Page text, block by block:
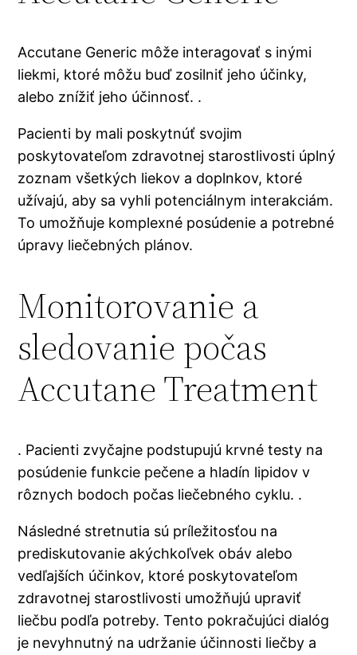
Accutane Generic môže interagovať s inými
liekmi, ktoré môžu buď zosilniť jeho účinky,
alebo znížiť jeho účinnosť. .
Pacienti by mali poskytnúť svojim
poskytovateľom zdravotnej starostlivosti úplný
zoznam všetkých liekov a doplnkov, ktoré
užívajú, aby sa vyhli potenciálnym interakciám.
To umožňuje komplexné posúdenie a potrebné
úpravy liečebných plánov.
Monitorovanie a
sledovanie počas
Accutane Treatment
. Pacienti zvyčajne podstupujú krvné testy na
posúdenie funkcie pečene a hladín lipidov v
rôznych bodoch počas liečebného cyklu. .
Následné stretnutia sú príležitosťou na
prediskutovanie akýchkoľvek obáv alebo
vedľajších účinkov, ktoré poskytovateľom
zdravotnej starostlivosti umožňujú upraviť
liečbu podľa potreby. Tento pokračujúci dialóg
je nevyhnutný na udržanie účinnosti liečby a